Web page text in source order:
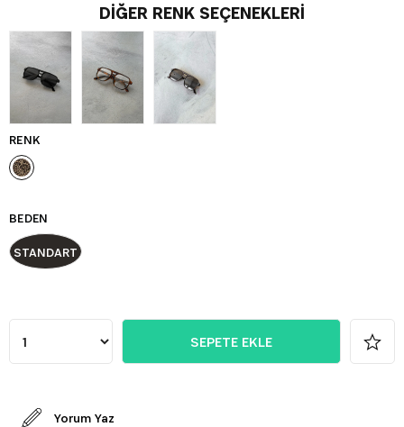
DIĞER RENK SEÇENEKLERI
RENK
BEDEN
STANDART
Yorum Yaz